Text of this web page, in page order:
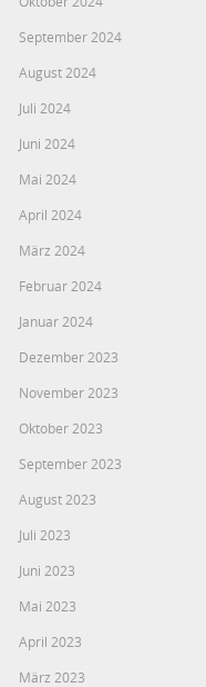
September 2024
August 2024
Juli 2024
Juni 2024
Mai 2024
April 2024
März 2024
Februar 2024
Januar 2024
Dezember 2023
November 2023
Oktober 2023
September 2023
August 2023
Juli 2023
Juni 2023
Mai 2023
April 2023
März 2023